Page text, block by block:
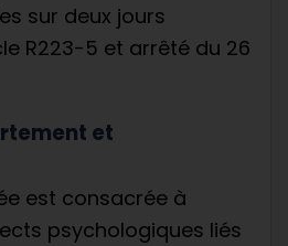
sur deux jours
R223-5 et arrêté du 26
et
est consacrée à
psychologiques liés